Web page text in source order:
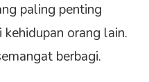
paling penting
orang lain.
berbagi.